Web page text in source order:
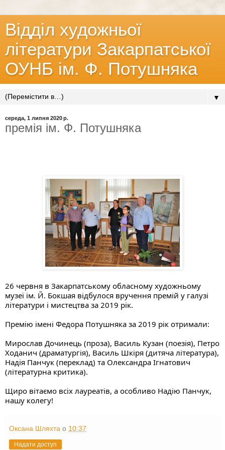
Відділ художньої
літератури Закарпатської
ОУНБ ім. Ф. Потушняка
▼
середа, 1 липня 2020 р.
премія ім. Ф. Потушняка
26 червня в Закарпатському обласному художньому
музеї ім. Й. Бокшая відбулося вручення премій у галузі
літератури і мистецтва за 2019 рік.
Премію імені Федора Потушняка за 2019 рік отримали:
Мирослав Дочинець (проза), Василь Кузан (поезія), Петро
Ходанич (драматургія), Василь Шкіря (дитяча література),
Надія Панчук (переклад) та Олександра Ігнатович
(літературна критика).
Щиро вітаємо всіх лауреатів, а особливо Надію Панчук,
нашу колегу!
Оксана Шляхта о 10:37
Надати доступ